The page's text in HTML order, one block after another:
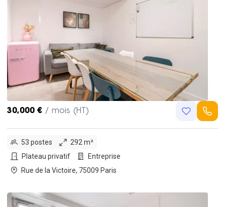
30,000 € / mois (HT)
53 postes
292 m²
Plateau privatif
Entreprise
Rue de la Victoire, 75009 Paris